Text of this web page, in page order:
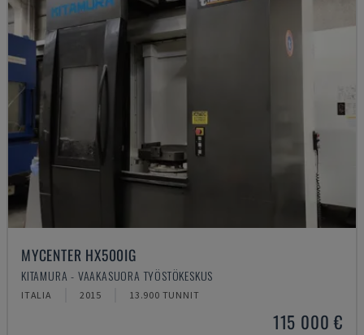
MYCENTER HX500IG
KITAMURA - VAAKASUORA TYÖSTÖKESKUS
ITALIA 2015 13.900 TUNNIT
115 000 €